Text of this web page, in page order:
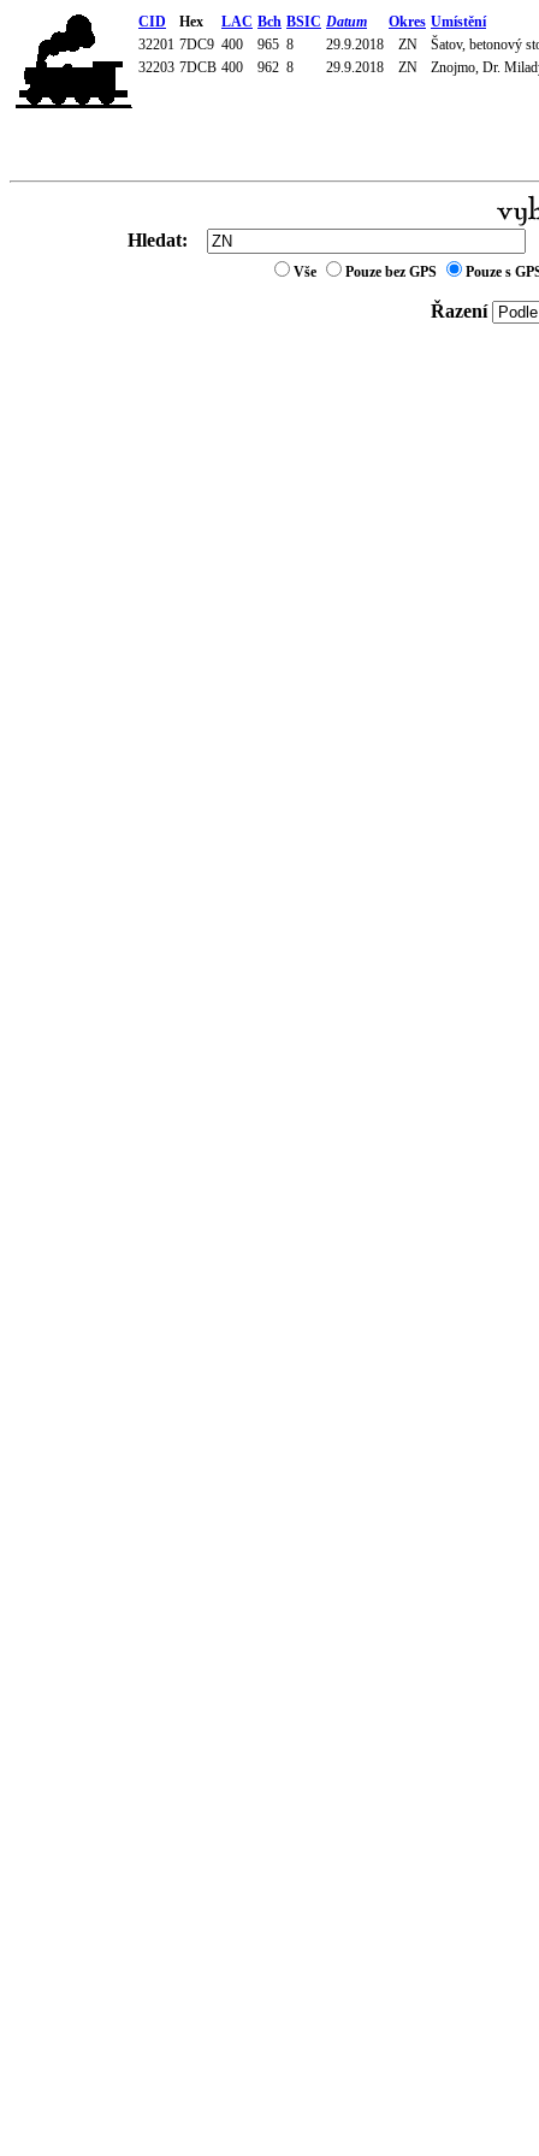
CID Hex LAC Bch BSIC Datum Okres Umístění
32201 7DC9 400 965 8 29.9.2018 ZN
Šatov, betonový
32203 7DCB 400 962 8 29.9.2018 ZN Znojmo, Dr.
Hledat:
Vše Pouze bez GPS Pouze s
Řazení